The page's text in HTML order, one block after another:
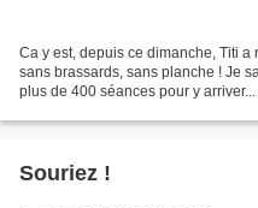
Ca y est, depuis ce dimanche, Titi
sans brassards, sans planche ! Je
plus de 400 séances pour y
Souriez !